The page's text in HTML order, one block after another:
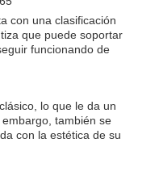
con una clasificación
que puede soportar
funcionando de
lo que le da un
también se
con la estética de su